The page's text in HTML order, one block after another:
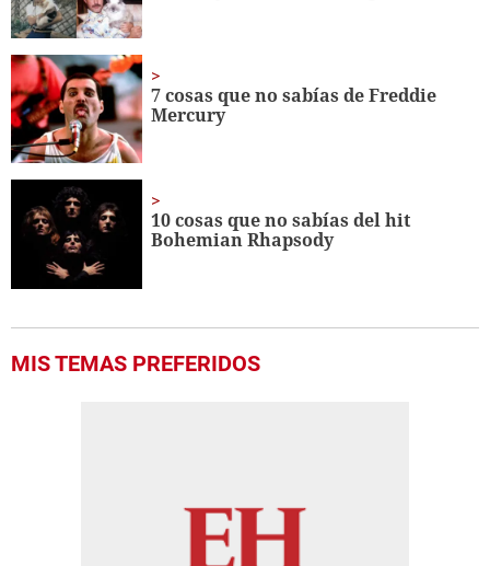
7 cosas que no sabías de Freddie
Mercury
10 cosas que no sabías del hit
Bohemian Rhapsody
MIS TEMAS PREFERIDOS